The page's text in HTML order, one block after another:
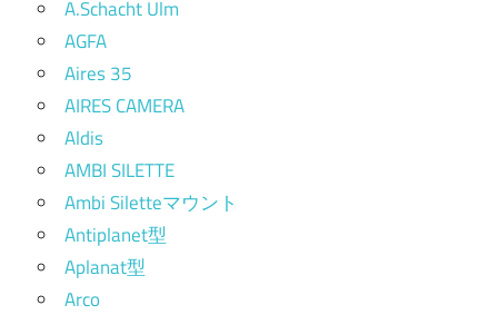
A.Schacht Ulm
AGFA
Aires 35
AIRES CAMERA
Aldis
AMBI SILETTE
Ambi Siletteマウント
Antiplanet型
Aplanat型
Arco